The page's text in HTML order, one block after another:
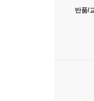
반품/